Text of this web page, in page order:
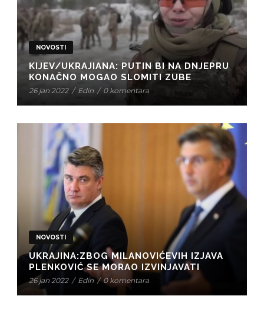
NOVOSTI
KIJEV/UKRAJIANA: PUTIN BI NA DNJEPRU
KONAČNO MOGAO SLOMITI ZUBE
26 jan 2022 / Edin / 0 komentara
NOVOSTI
UKRAJINA:ZBOG MILANOVIĆEVIH IZJAVA
PLENKOVIĆ SE MORAO IZVINJAVATI
26 jan 2022 / Edin / 0 komentara